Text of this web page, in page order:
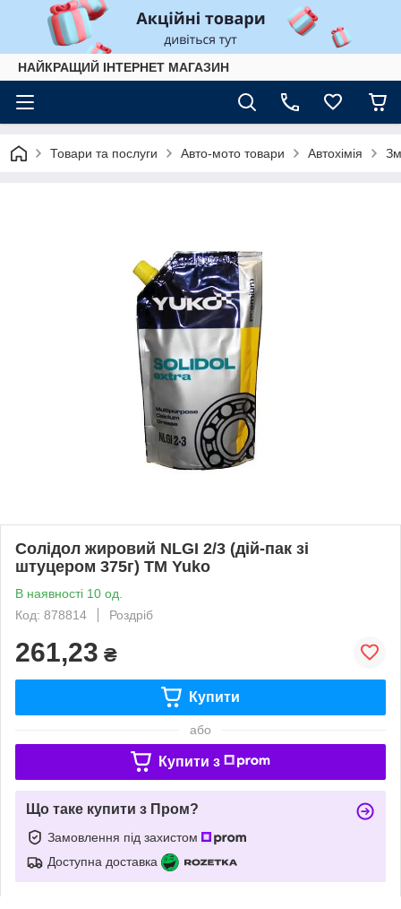
НАЙКРАЩИЙ ІНТЕРНЕТ МАГАЗИН
Товари та послуги Авто-мото товари Автохімія
Солідол жировий NLGI 2/3 (дiй-пак зi
штуцером 375г) ТМ Yuko
В наявності 10 од.
Код: 878814
Роздріб
261,23 ₴
Купити
або
Купити з
Що таке купити з Пром?
Замовлення під захистом
Доступна доставка